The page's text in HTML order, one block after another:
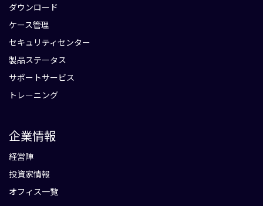
ダウンロード
ケース管理
セキュリティセンター
製品ステータス
サポートサービス
トレーニング
企業情報
経営陣
投資家情報
オフィス一覧